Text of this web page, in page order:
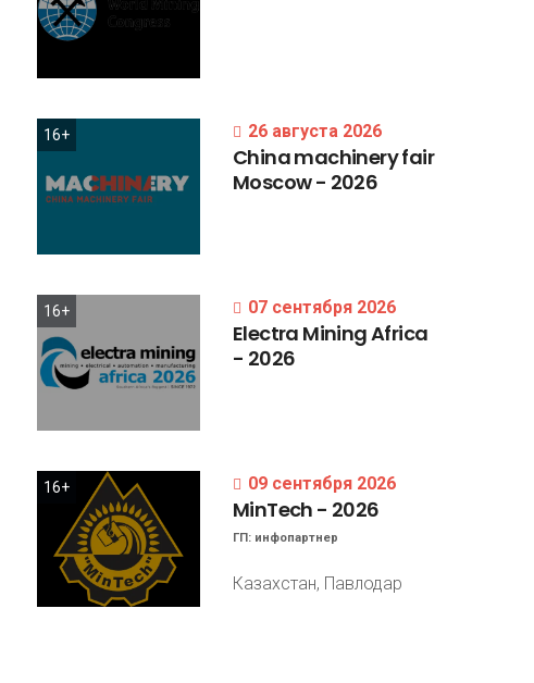
16+ 26 августа 2026
Chinamachineryfair
Moscow- 2026
16+ 07 сентября 2026
Electra MiningAfrica
- 2026
16+ 09 сентября 2026
MinTech - 2026
ГП: инфопартнер
Казахстан, Павлодар